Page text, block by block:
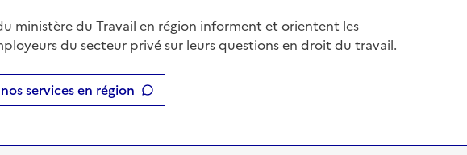
ministère du Travail en région informent et orientent les
du secteur privé sur leurs questions en droit du travail.
services en région